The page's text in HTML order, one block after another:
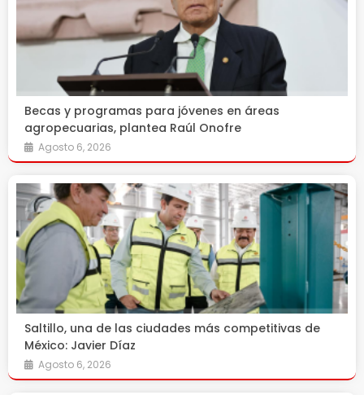
Becas y programas para jóvenes en áreas
agropecuarias, plantea Raúl Onofre
Agosto 6, 2026
Saltillo, una de las ciudades más competitivas de
México: Javier Díaz
Agosto 6, 2026